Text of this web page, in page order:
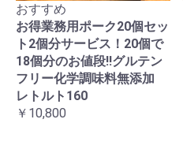
おすすめ
お得業務用ポーク20個セッ
ト2個分サービス！20個で
18個分のお値段!!グルテン
フリー化学調味料無添加
レトルト160
￥10,800